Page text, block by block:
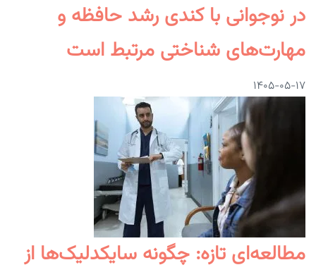
در نوجوانی با کندی رشد حافظه و
مهارت‌های شناختی مرتبط است
۱۴۰۵-۰۵-۱۷
مطالعه‌ای تازه: چگونه سایکدلیک‌ها از